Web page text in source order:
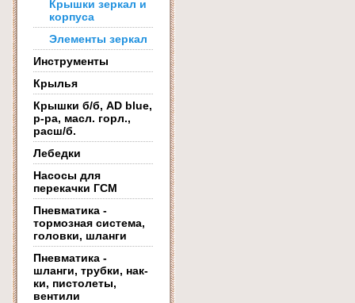
Крышки зеркал и
корпуса
Элементы зеркал
Инструменты
Крылья
Крышки б/б, AD blue,
р-ра, масл. горл.,
расш/б.
Лебедки
Насосы для
перекачки ГСМ
Пневматика -
тормозная система,
головки, шланги
Пневматика -
шланги, трубки, нак-
ки, пистолеты,
вентили